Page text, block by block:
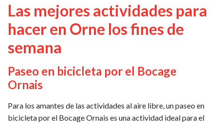
Las mejores actividades para
hacer en Orne los fines de
semana
Paseo en bicicleta por el Bocage
Ornais
Para los amantes de las actividades al aire libre, un paseo en
bicicleta por el Bocage Ornais es una actividad ideal para el